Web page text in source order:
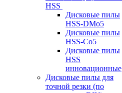
HSS
Дисковые пилы
HSS-DMo5
Дисковые пилы
HSS-Co5
Дисковые пилы
HSS
инновационные
Дисковые пилы для
точной резки (по